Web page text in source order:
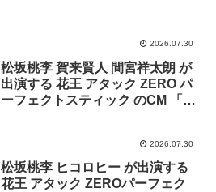
2026.07.30
松坂桃李 賀来賢人 間宮祥太朗 が
出演する 花王 アタック ZERO パ
ーフェクトスティック のCM 「落
2026.07.30
松坂桃李 ヒコロヒー が出演する
花王 アタック ZEROパーフェク